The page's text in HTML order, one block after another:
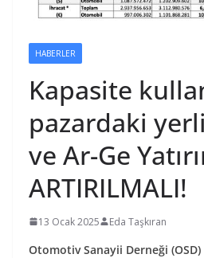
HABERLER
Kapasite
pazardaki
ve Ar-Ge
ARTIRILMALI!
13 Ocak 2025 Eda Taşkıran
Otomotiv Sanayii Derneği (OSD)